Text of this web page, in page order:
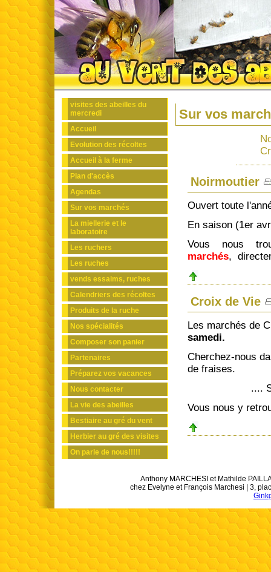
visites des abeilles du
mercredi
Accueil
Evolution des récoltes
Accueil à la ferme
Plan d'accès
Agendas
Sur vos marchés
La miellerie et le
laboratoire
Les ruchers
Les ruches
vends essaims, ruches
Calendriers des récoltes
Produits de la ruche
Nos spécialités
Composer son panier
Partenaires
Préparez vos vacances
Nous contacter
La vie des abeilles
Bestiaire au gré du vent
Herbier au gré des visites
On parle de nous!!!!!
Sur vos
Noirmoutier
Ouvert toute
En saison (1er
Vous nous
marchés,
Croix de Vie
Les marchés de
samedi.
Cherchez-nous
de fraises.
.... Si vous
Vous nous y
Anthony MARCHESI et Mathilde
chez Evelyne et François Marchesi | 3,